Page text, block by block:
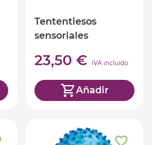
Tententiesos
sensoriales
23,50 € IVA incluido
Añadir